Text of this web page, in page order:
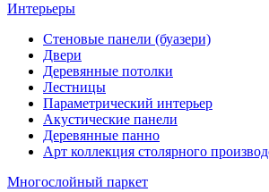
Интерьеры
Стеновые панели (буазери)
Двери
Деревянные потолки
Лестницы
Параметрический интерьер
Акустические панели
Деревянные панно
Арт коллекция столярного
Многослойный паркет